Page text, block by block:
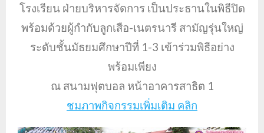
โรงเรียน ฝ่ายบริหารจัดการ เป็นประธานในพิธีปิด
พร้อมด้วยผู้กำกับลูกเสือ-เนตรนารี สามัญรุ่นใหญ่
ระดับชั้นมัธยมศึกษาปีที่ 1-3 เข้าร่วมพิธีอย่าง
พร้อมเพียง
ณ สนามฟุตบอล หน้าอาคารสาธิต 1
ชมภาพกิจกรรมเพิ่มเติม คลิก